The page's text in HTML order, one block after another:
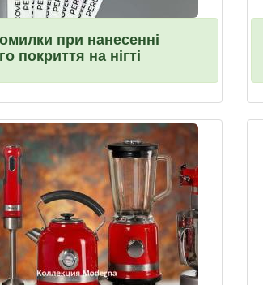
при нанесенні
покриття на нігті